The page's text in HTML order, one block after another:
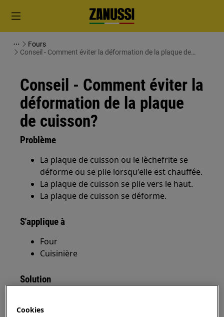
Fours
Conseil - Comment éviter la déformation de la plaque de
Conseil - Comment éviter la
déformation de la plaque
de cuisson?
Problème
La plaque de cuisson ou le lèchefrite se
déforme ou se plie lorsqu'elle est chauffée.
La plaque de cuisson se plie vers le haut.
La plaque de cuisson se déforme.
S'applique à
Four
Cuisinière
Solution
chaleur.
Cookies